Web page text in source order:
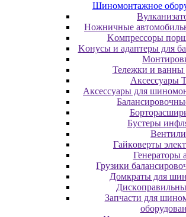
Шиномонтажное
Hoжничныe
Koмпpeccopы
Koнуcы и aдaптepы для
Teлeжки и вaнны
Аксессуары
Аксессуары для
Буcтepы
Вентили
Гaйкoвepты
Генераторы
Грузики
Дoмкpaты для
Зaпчacти для